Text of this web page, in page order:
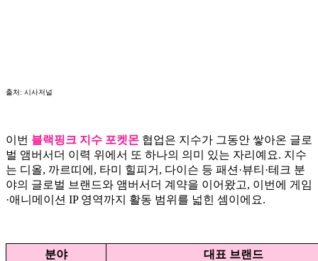
출처: 시사저널
이번 블랙핑크 지수 포켓몬 협업은 지수가 그동안 쌓아온 글로
벌 앰버서더 이력 위에서 또 하나의 의미 있는 자리예요. 지수
는 디올, 까르띠에, 타미 힐피거, 다이슨 등 패션·뷰티·테크 분
야의 글로벌 브랜드와 앰버서더 계약을 이어왔고, 이번에 게임
·애니메이션 IP 영역까지 활동 범위를 넓힌 셈이에요.
분야 대표 브랜드